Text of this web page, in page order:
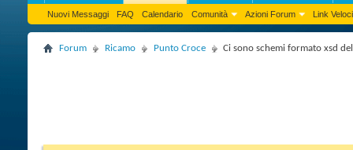
Nuovi Messaggi FAQ Calendario Comunità Azioni Forum Link Veloci
Forum Ricamo Punto Croce Ci sono schemi formato xsd